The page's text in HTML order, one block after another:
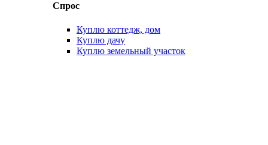
Спрос
Куплю коттедж, дом
Куплю дачу
Куплю земельный участок